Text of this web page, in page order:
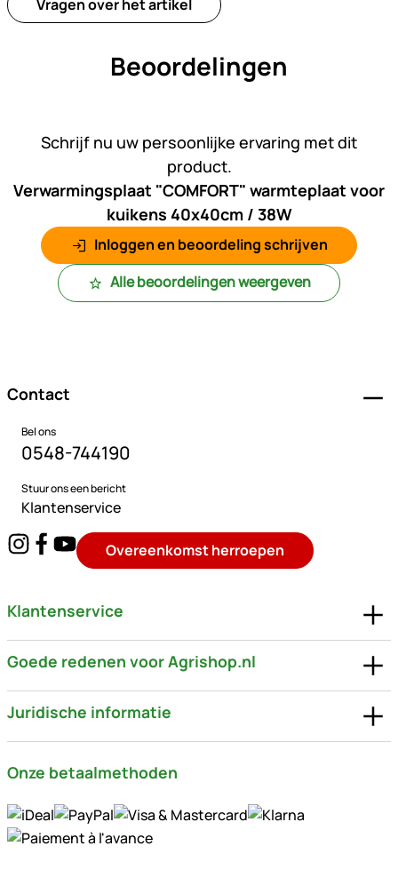
Vragen over het artikel
Beoordelingen
Schrijf nu uw persoonlijke ervaring met dit
product.
Verwarmingsplaat "COMFORT" warmteplaat voor
kuikens 40x40cm / 38W
Inloggen en beoordeling schrijven
Alle beoordelingen weergeven
Contact
Bel ons
0548-744190
Stuur ons een bericht
Klantenservice
Overeenkomst herroepen
Klantenservice
Goede redenen voor Agrishop.nl
Juridische informatie
Onze betaalmethoden